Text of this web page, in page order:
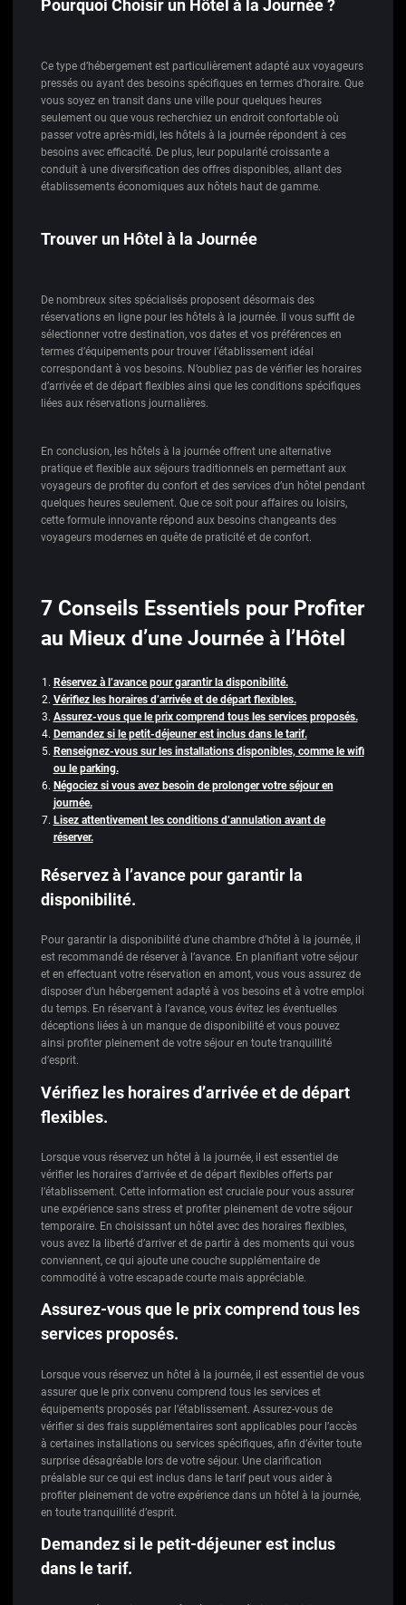
Pourquoi Choisir un Hôtel à la Journée ?
Ce type d’hébergement est particulièrement adapté aux voyageurs
pressés ou ayant des besoins spécifiques en termes d’horaire. Que
vous soyez en transit dans une ville pour quelques heures
seulement ou que vous recherchiez un endroit confortable où
passer votre après-midi, les hôtels à la journée répondent à ces
besoins avec efficacité. De plus, leur popularité croissante a
conduit à une diversification des offres disponibles, allant des
établissements économiques aux hôtels haut de gamme.
Trouver un Hôtel à la Journée
De nombreux sites spécialisés proposent désormais des
réservations en ligne pour les hôtels à la journée. Il vous suffit de
sélectionner votre destination, vos dates et vos préférences en
termes d’équipements pour trouver l’établissement idéal
correspondant à vos besoins. N’oubliez pas de vérifier les horaires
d’arrivée et de départ flexibles ainsi que les conditions spécifiques
liées aux réservations journalières.
En conclusion, les hôtels à la journée offrent une alternative
pratique et flexible aux séjours traditionnels en permettant aux
voyageurs de profiter du confort et des services d’un hôtel pendant
quelques heures seulement. Que ce soit pour affaires ou loisirs,
cette formule innovante répond aux besoins changeants des
voyageurs modernes en quête de praticité et de confort.
7 Conseils Essentiels pour Profiter
au Mieux d’une Journée à l’Hôtel
Réservez à l’avance pour garantir la disponibilité.
Vérifiez les horaires d’arrivée et de départ flexibles.
Assurez-vous que le prix comprend tous les services proposés.
Demandez si le petit-déjeuner est inclus dans le tarif.
Renseignez-vous sur les installations disponibles, comme le wifi
ou le parking.
Négociez si vous avez besoin de prolonger votre séjour en
journée.
Lisez attentivement les conditions d’annulation avant de
réserver.
Réservez à l’avance pour garantir la
disponibilité.
Pour garantir la disponibilité d’une chambre d’hôtel à la journée, il
est recommandé de réserver à l’avance. En planifiant votre séjour
et en effectuant votre réservation en amont, vous vous assurez de
disposer d’un hébergement adapté à vos besoins et à votre emploi
du temps. En réservant à l’avance, vous évitez les éventuelles
déceptions liées à un manque de disponibilité et vous pouvez
ainsi profiter pleinement de votre séjour en toute tranquillité
d’esprit.
Vérifiez les horaires d’arrivée et de départ
flexibles.
Lorsque vous réservez un hôtel à la journée, il est essentiel de
vérifier les horaires d’arrivée et de départ flexibles offerts par
l’établissement. Cette information est cruciale pour vous assurer
une expérience sans stress et profiter pleinement de votre séjour
temporaire. En choisissant un hôtel avec des horaires flexibles,
vous avez la liberté d’arriver et de partir à des moments qui vous
conviennent, ce qui ajoute une couche supplémentaire de
commodité à votre escapade courte mais appréciable.
Assurez-vous que le prix comprend tous les
services proposés.
Lorsque vous réservez un hôtel à la journée, il est essentiel de vous
assurer que le prix convenu comprend tous les services et
équipements proposés par l’établissement. Assurez-vous de
vérifier si des frais supplémentaires sont applicables pour l’accès
à certaines installations ou services spécifiques, afin d’éviter toute
surprise désagréable lors de votre séjour. Une clarification
préalable sur ce qui est inclus dans le tarif peut vous aider à
profiter pleinement de votre expérience dans un hôtel à la journée,
en toute tranquillité d’esprit.
Demandez si le petit-déjeuner est inclus
dans le tarif.